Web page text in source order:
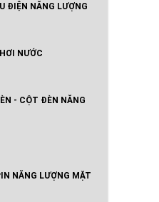
ĐIỆN NĂNG LƯỢNG
NƯỚC
- CỘT ĐÈN NĂNG
NĂNG LƯỢNG MẶT